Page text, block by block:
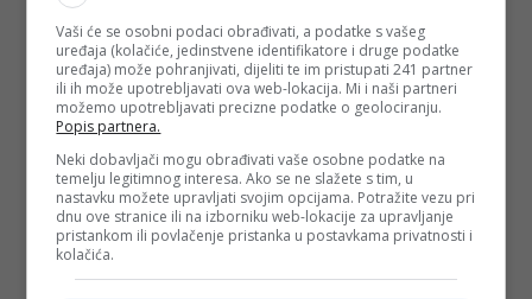
Vaši će se osobni podaci obrađivati, a podatke s vašeg
uređaja (kolačiće, jedinstvene identifikatore i druge podatke
uređaja) može pohranjivati, dijeliti te im pristupati 241 partner
ili ih može upotrebljavati ova web-lokacija. Mi i naši partneri
možemo upotrebljavati precizne podatke o geolociranju.
Popis partnera.
Neki dobavljači mogu obrađivati vaše osobne podatke na
temelju legitimnog interesa. Ako se ne slažete s tim, u
nastavku možete upravljati svojim opcijama. Potražite vezu pri
dnu ove stranice ili na izborniku web-lokacije za upravljanje
pristankom ili povlačenje pristanka u postavkama privatnosti i
kolačića.